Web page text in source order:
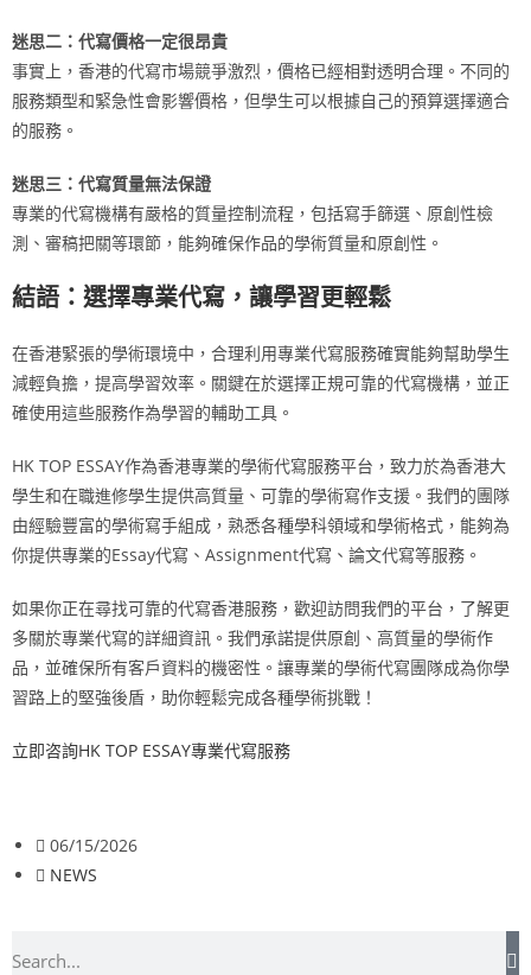
迷思二：代寫價格一定很昂貴
事實上，香港的代寫市場競爭激烈，價格已經相對透明合理。不同的
服務類型和緊急性會影響價格，但學生可以根據自己的預算選擇適合
的服務。
迷思三：代寫質量無法保證
專業的代寫機構有嚴格的質量控制流程，包括寫手篩選、原創性檢
測、審稿把關等環節，能夠確保作品的學術質量和原創性。
結語：選擇專業代寫，讓學習更輕鬆
在香港緊張的學術環境中，合理利用專業代寫服務確實能夠幫助學生
減輕負擔，提高學習效率。關鍵在於選擇正規可靠的代寫機構，並正
確使用這些服務作為學習的輔助工具。
HK TOP ESSAY作為香港專業的學術代寫服務平台，致力於為香港大
學生和在職進修學生提供高質量、可靠的學術寫作支援。我們的團隊
由經驗豐富的學術寫手組成，熟悉各種學科領域和學術格式，能夠為
你提供專業的Essay代寫、Assignment代寫、論文代寫等服務。
如果你正在尋找可靠的代寫香港服務，歡迎訪問我們的平台，了解更
多關於專業代寫的詳細資訊。我們承諾提供原創、高質量的學術作
品，並確保所有客戶資料的機密性。讓專業的學術代寫團隊成為你學
習路上的堅強後盾，助你輕鬆完成各種學術挑戰！
立即咨詢HK TOP ESSAY專業代寫服務
06/15/2026
NEWS